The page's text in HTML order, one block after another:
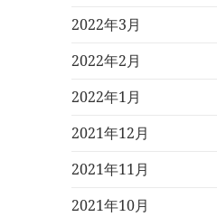
2022年3月
2022年2月
2022年1月
2021年12月
2021年11月
2021年10月